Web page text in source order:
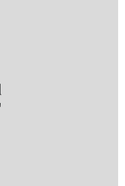
не указывает на
Стоит разобраться, в
обращаться к врачу,
глаз и что делать с